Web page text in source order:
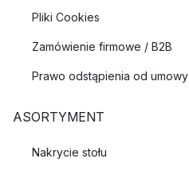
Pliki Cookies
Zamówienie firmowe / B2B
Prawo odstąpienia od umowy
ASORTYMENT
Nakrycie stołu